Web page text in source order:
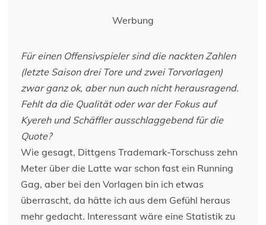
Werbung
Für einen Offensivspieler sind die nackten Zahlen
(letzte Saison drei Tore und zwei Torvorlagen)
zwar ganz ok, aber nun auch nicht herausragend.
Fehlt da die Qualität oder war der Fokus auf
Kyereh und Schäffler ausschlaggebend für die
Quote?
Wie gesagt, Dittgens Trademark-Torschuss zehn
Meter über die Latte war schon fast ein Running
Gag, aber bei den Vorlagen bin ich etwas
überrascht, da hätte ich aus dem Gefühl heraus
mehr gedacht. Interessant wäre eine Statistik zu